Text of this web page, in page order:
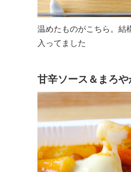
温めたものがこちら。結
入ってました
甘辛ソース＆まろ